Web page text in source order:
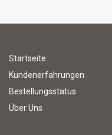
Startseite
Kundenerfahrungen
Bestellungsstatus
Über Uns